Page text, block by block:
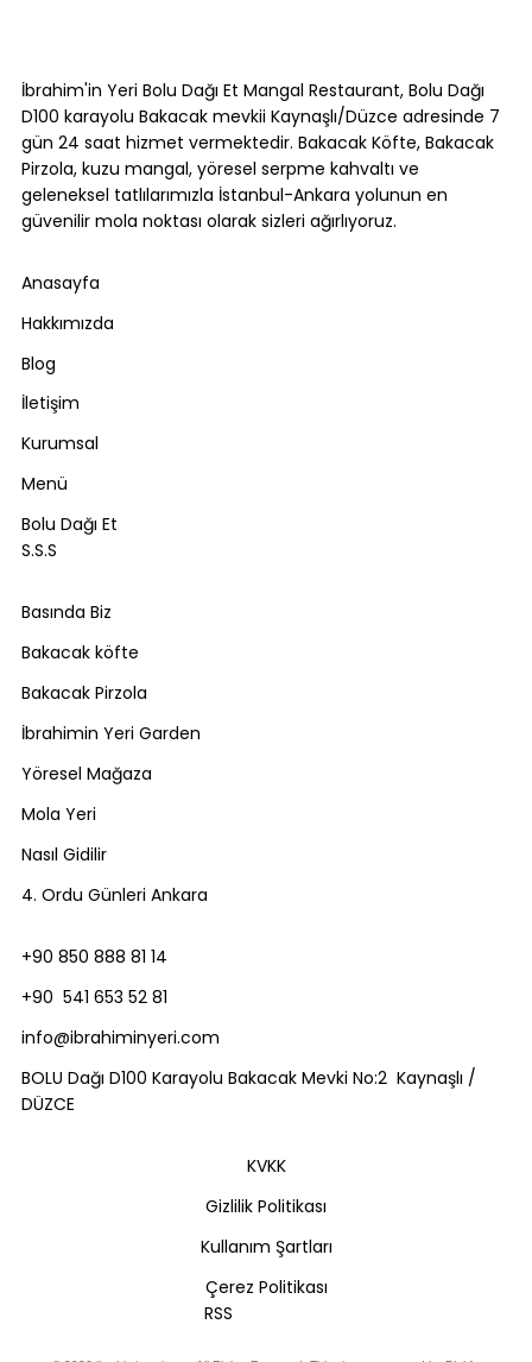
Saatler ve Alternatif Rotalar [2026]
İbrahim'in Yeri Bolu Dağı Et Mangal Restaurant, Bolu Dağı
D100 karayolu Bakacak mevkii Kaynaşlı/Düzce adresinde 7
gün 24 saat hizmet vermektedir. Bakacak Köfte, Bakacak
Pirzola, kuzu mangal, yöresel serpme kahvaltı ve
geleneksel tatlılarımızla İstanbul-Ankara yolunun en
güvenilir mola noktası olarak sizleri ağırlıyoruz.
Anasayfa
Hakkımızda
Blog
İletişim
Kurumsal
Menü
Bolu Dağı Et
S.S.S
Basında Biz
Bakacak köfte
Bakacak Pirzola
İbrahimin Yeri Garden
Yöresel Mağaza
Mola Yeri
Nasıl Gidilir
4. Ordu Günleri Ankara
+90 850 888 81 14
+90 541 653 52 81
info@ibrahiminyeri.com
BOLU Dağı D100 Karayolu Bakacak Mevki No:2 Kaynaşlı /
DÜZCE
KVKK
Gizlilik Politikası
Kullanım Şartları
Çerez Politikası
RSS